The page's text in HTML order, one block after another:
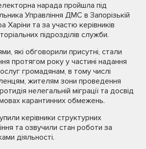
нарада пройшла під
Управління ДМС в Запорізькій
Харіни та за участю керівників
підрозділів служби.
які обговорили присутні, стали
протягом року у частині надання
громадянам, в тому числі
жителям зони проведення
нелегальній міграції та досвід
карантинних обмежень.
керівники структурних
та озвучили стан роботи за
діяльності.